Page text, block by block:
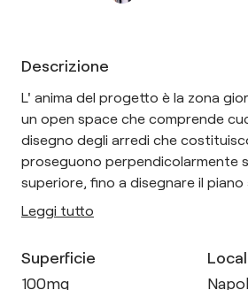
Descrizione
L' anima del progetto è la zona
un open space che comprende
disegno degli arredi che
proseguono perpendicolarmente
superiore, fino a disegnare il
Leggi tutto
Superficie
100mq